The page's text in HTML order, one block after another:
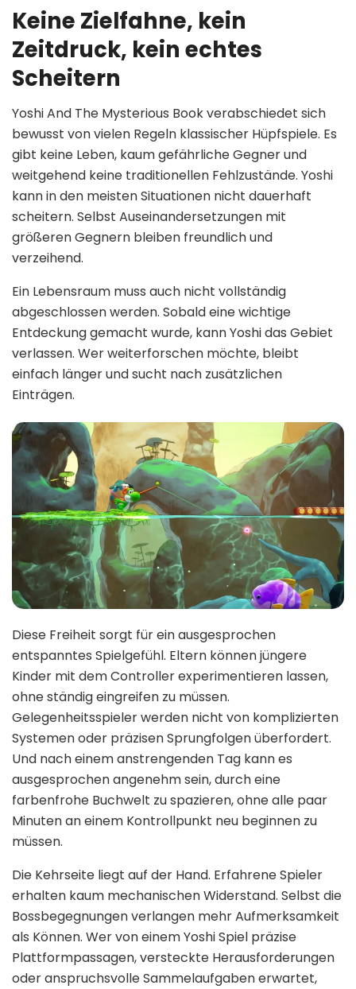
Keine Zielfahne, kein
Zeitdruck, kein echtes
Scheitern
Yoshi And The Mysterious Book verabschiedet sich
bewusst von vielen Regeln klassischer Hüpfspiele. Es
gibt keine Leben, kaum gefährliche Gegner und
weitgehend keine traditionellen Fehlzustände. Yoshi
kann in den meisten Situationen nicht dauerhaft
scheitern. Selbst Auseinandersetzungen mit
größeren Gegnern bleiben freundlich und
verzeihend.
Ein Lebensraum muss auch nicht vollständig
abgeschlossen werden. Sobald eine wichtige
Entdeckung gemacht wurde, kann Yoshi das Gebiet
verlassen. Wer weiterforschen möchte, bleibt
einfach länger und sucht nach zusätzlichen
Einträgen.
Diese Freiheit sorgt für ein ausgesprochen
entspanntes Spielgefühl. Eltern können jüngere
Kinder mit dem Controller experimentieren lassen,
ohne ständig eingreifen zu müssen.
Gelegenheitsspieler werden nicht von komplizierten
Systemen oder präzisen Sprungfolgen überfordert.
Und nach einem anstrengenden Tag kann es
ausgesprochen angenehm sein, durch eine
farbenfrohe Buchwelt zu spazieren, ohne alle paar
Minuten an einem Kontrollpunkt neu beginnen zu
müssen.
Die Kehrseite liegt auf der Hand. Erfahrene Spieler
erhalten kaum mechanischen Widerstand. Selbst die
Bossbegegnungen verlangen mehr Aufmerksamkeit
als Können. Wer von einem Yoshi Spiel präzise
Plattformpassagen, versteckte Herausforderungen
oder anspruchsvolle Sammelaufgaben erwartet,